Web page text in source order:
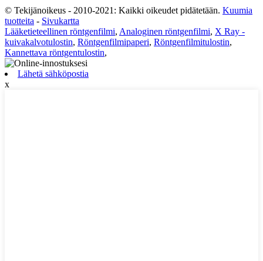
© Tekijänoikeus - 2010-2021: Kaikki oikeudet pidätetään. Kuumia
tuotteita - Sivukartta
Lääketieteellinen röntgenfilmi, Analoginen röntgenfilmi, X Ray -
kuivakalvotulostin, Röntgenfilmipaperi, Röntgenfilmitulostin,
Kannettava röntgentulostin,
Lähetä sähköpostia
x